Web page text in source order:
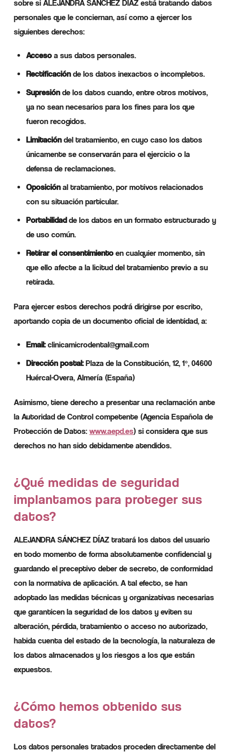
sobre si ALEJANDRA SÁNCHEZ DÍAZ está tratando datos
personales que le conciernan, así como a ejercer los
siguientes derechos:
Acceso a sus datos personales.
Rectificaciónde los datos inexactos o incompletos.
Supresiónde los datos cuando, entre otros motivos,
ya no sean necesarios para los fines para los que
fueron recogidos.
Limitacióndel tratamiento, en cuyo caso los datos
únicamente se conservarán para el ejercicio o la
defensa de reclamaciones.
Oposiciónal tratamiento, por motivos relacionados
con su situación particular.
Portabilidadde los datos en un formato estructurado y
de uso común.
Retirar el consentimiento en cualquier momento, sin
que ello afecte a la licitud del tratamiento previo a su
retirada.
Para ejercer estos derechos podrá dirigirse por escrito,
aportando copia de un documento oficial de identidad, a:
Email: clinicamicrodental@gmail.com
Dirección postal: Plaza de la Constitución, 12, 1º, 04600
Huércal-Overa, Almería (España)
Asimismo, tiene derecho a presentar una reclamación ante
la Autoridad de Control competente (Agencia Española de
Protección de Datos: www.aepd.es) si considera que sus
derechos no han sido debidamente atendidos.
¿Qué medidas de seguridad
implantamos para proteger sus
datos?
ALEJANDRA SÁNCHEZ DÍAZ tratará los datos del usuario
en todo momento de forma absolutamente confidencial y
guardando el preceptivo deber de secreto, de conformidad
con la normativa de aplicación. A tal efecto, se han
adoptado las medidas técnicas y organizativas necesarias
que garanticen la seguridad de los datos y eviten su
alteración, pérdida, tratamiento o acceso no autorizado,
habida cuenta del estado de la tecnología, la naturaleza de
los datos almacenados y los riesgos a los que están
expuestos.
¿Cómo hemos obtenido sus
datos?
Los datos personales tratados proceden directamente del